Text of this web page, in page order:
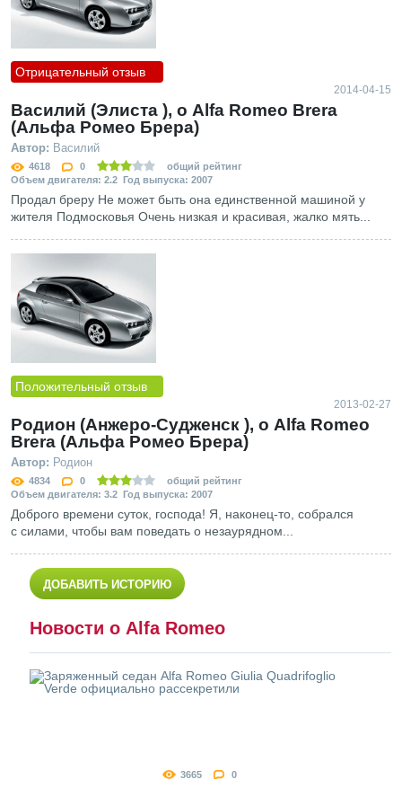
Отрицательный отзыв
2014-04-15
Василий (Элиста ), о Alfa Romeo Brera
(Альфа Ромео Брера)
Автор: Василий
4618 0
общий рейтинг
Объем двигателя: 2.2 Год выпуска: 2007
Продал бреру Не может быть она единственной машиной у
жителя Подмосковья Очень низкая и красивая, жалко мять...
Положительный отзыв
2013-02-27
Родион (Анжеро-Судженск ), о Alfa Romeo
Brera (Альфа Ромео Брера)
Автор: Родион
4834 0
общий рейтинг
Объем двигателя: 3.2 Год выпуска: 2007
Доброго времени суток, господа! Я, наконец-то, собрался
с силами, чтобы вам поведать о незаурядном...
ДОБАВИТЬ ИСТОРИЮ
Новости о Alfa Romeo
3665 0